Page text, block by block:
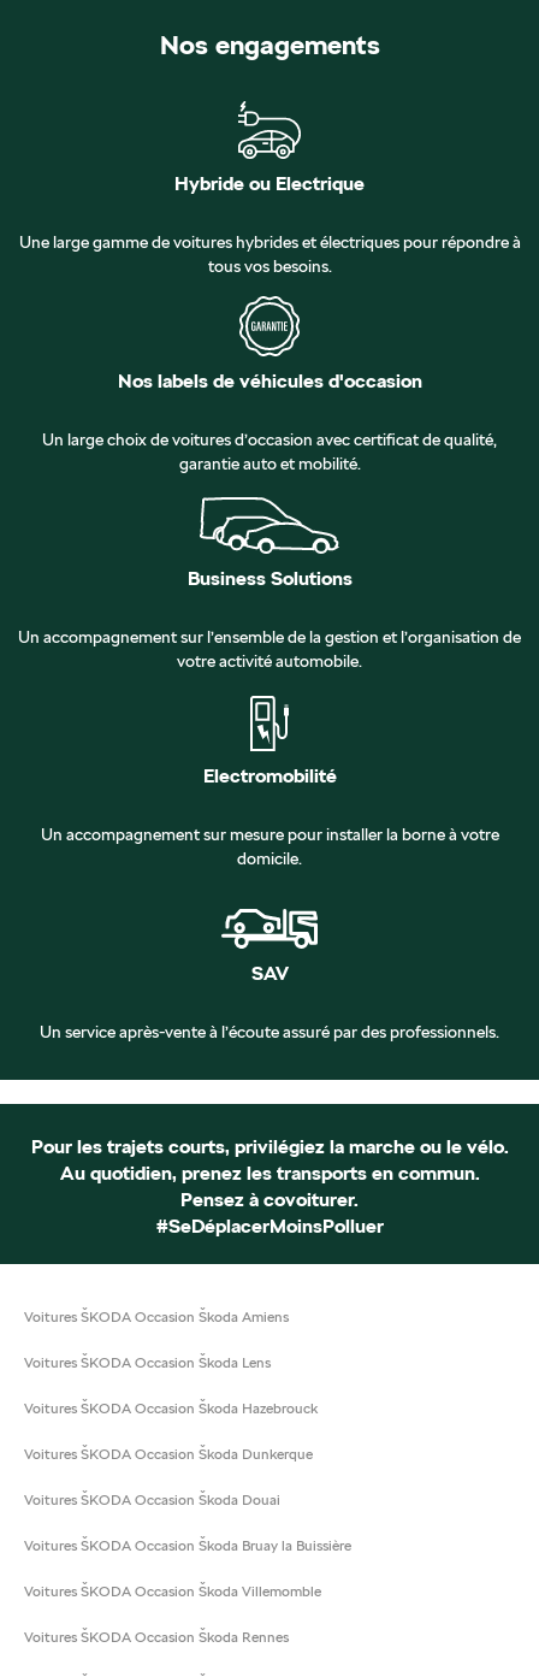
Nos engagements
Hybride ou Electrique
Une large gamme de voitures hybrides et électriques pour répondre à
tous vos besoins.
Nos labels de véhicules d'occasion
Un large choix de voitures d’occasion avec certificat de qualité,
garantie auto et mobilité.
Business Solutions
Un accompagnement sur l’ensemble de la gestion et l’organisation de
votre activité automobile.
Electromobilité
Un accompagnement sur mesure pour installer la borne à votre
domicile.
SAV
Un service après-vente à l’écoute assuré par des professionnels.
Pour les trajets courts, privilégiez la marche ou le vélo.
Au quotidien, prenez les transports en commun.
Pensez à covoiturer.
#SeDéplacerMoinsPolluer
Voitures ŠKODA Occasion Škoda Amiens
Voitures ŠKODA Occasion Škoda Lens
Voitures ŠKODA Occasion Škoda Hazebrouck
Voitures ŠKODA Occasion Škoda Dunkerque
Voitures ŠKODA Occasion Škoda Douai
Voitures ŠKODA Occasion Škoda Bruay la Buissière
Voitures ŠKODA Occasion Škoda Villemomble
Voitures ŠKODA Occasion Škoda Rennes